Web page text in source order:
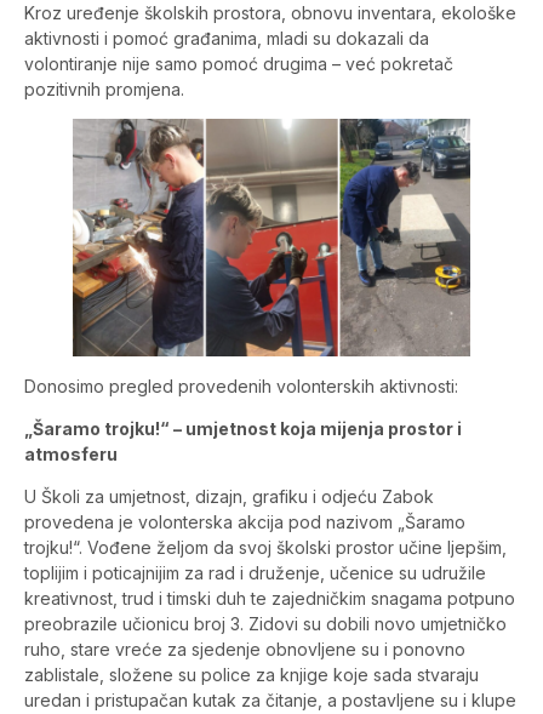
Kroz uređenje školskih prostora, obnovu inventara, ekološke
aktivnosti i pomoć građanima, mladi su dokazali da
volontiranje nije samo pomoć drugima – već pokretač
pozitivnih promjena.
Donosimo pregled provedenih volonterskih aktivnosti:
„Šaramo trojku!“ – umjetnost koja mijenja prostor i
atmosferu
U Školi za umjetnost, dizajn, grafiku i odjeću Zabok
provedena je volonterska akcija pod nazivom „Šaramo
trojku!“. Vođene željom da svoj školski prostor učine ljepšim,
toplijim i poticajnijim za rad i druženje, učenice su udružile
kreativnost, trud i timski duh te zajedničkim snagama potpuno
preobrazile učionicu broj 3. Zidovi su dobili novo umjetničko
ruho, stare vreće za sjedenje obnovljene su i ponovno
zablistale, složene su police za knjige koje sada stvaraju
uredan i pristupačan kutak za čitanje, a postavljene su i klupe